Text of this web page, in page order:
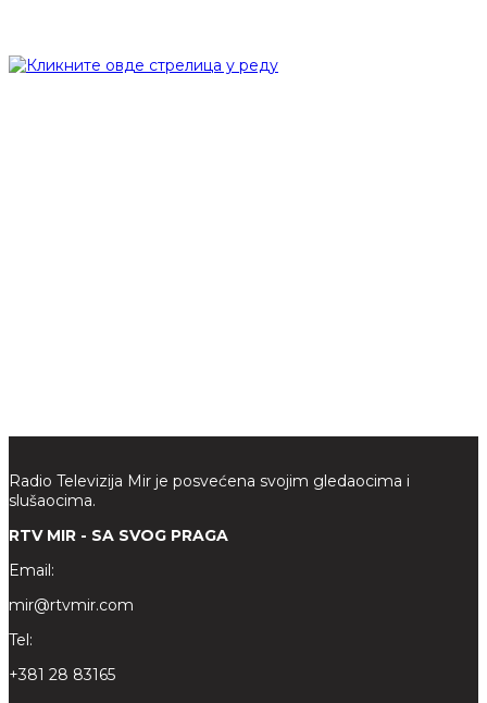
Radio Televizija Mir je posvećena svojim gledaocima i
slušaocima.
RTV MIR - SA SVOG PRAGA
Email:
mir@rtvmir.com
Tel:
+381 28 83165